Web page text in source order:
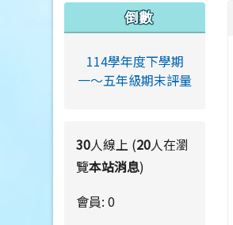
倒數
114學年度下學期
一～五年級期末評量
30人線上 (20人在瀏
覽本站消息)
會員: 0